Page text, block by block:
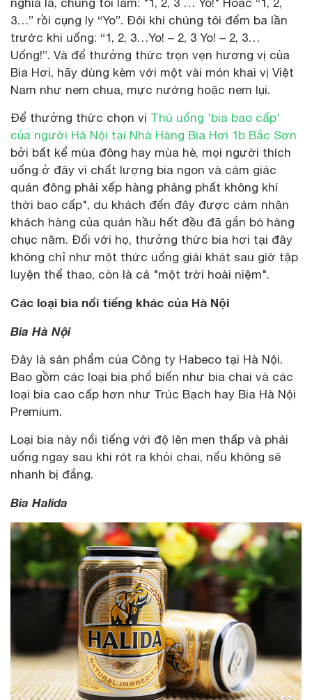
3…” rồi cụng ly “Yo”. Đôi khi chúng tôi đếm ba lần
trước khi uống: “1, 2, 3…Yo! – 2, 3 Yo! – 2, 3…
Uống!”. Và để thưởng thức trọn vẹn hương vị của
Bia Hơi, hãy dùng kèm với một vài món khai vị Việt
Nam như nem chua, mực nướng hoặc nem lụi.
Để thưởng thức chọn vị Thú uống 'bia bao cấp'
của người Hà Nội tại Nhà Hàng Bia Hơi 1b Bắc Sơn
bởi bất kể mùa đông hay mùa hè, mọi người thích
uống ở đây vì chất lượng bia ngon và cảm giác
quán đông phải xếp hàng phảng phất không khí
thời bao cấp", du khách đến đây được cảm nhận
khách hàng của quán hầu hết đều đã gắn bó hàng
chục năm. Đối với họ, thưởng thức bia hơi tại đây
không chỉ như một thức uống giải khát sau giờ tập
luyện thể thao, còn là cả "một trời hoài niệm".
Các loại bia nổi tiếng khác của Hà Nội
Bia Hà Nội
Đây là sản phẩm của Công ty Habeco tại Hà Nội.
Bao gồm các loại bia phổ biến như bia chai và các
loại bia cao cấp hơn như Trúc Bạch hay Bia Hà Nội
Premium.
Loại bia này nổi tiếng với độ lên men thấp và phải
uống ngay sau khi rót ra khỏi chai, nếu không sẽ
nhanh bị đắng.
Bia Halida